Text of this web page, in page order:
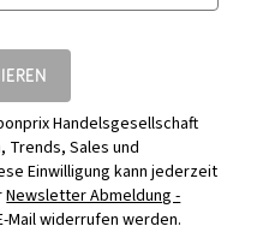
Handelsgesellschaft
Trends, Sales und
Einwilligung kann jederzeit
Newsletter Abmeldung -
Mail widerrufen werden.